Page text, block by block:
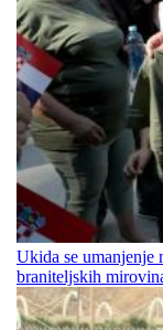
Ukida se umanjenje
braniteljskih